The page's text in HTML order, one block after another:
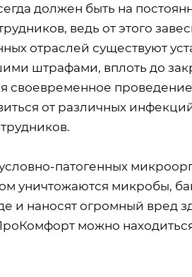
должен быть на
ведь от этого
отраслей существуют
штрафами, вплоть до
своевременное проведение
от различных
патогенных
уничтожаются микробы,
и наносят огромный вред
можно